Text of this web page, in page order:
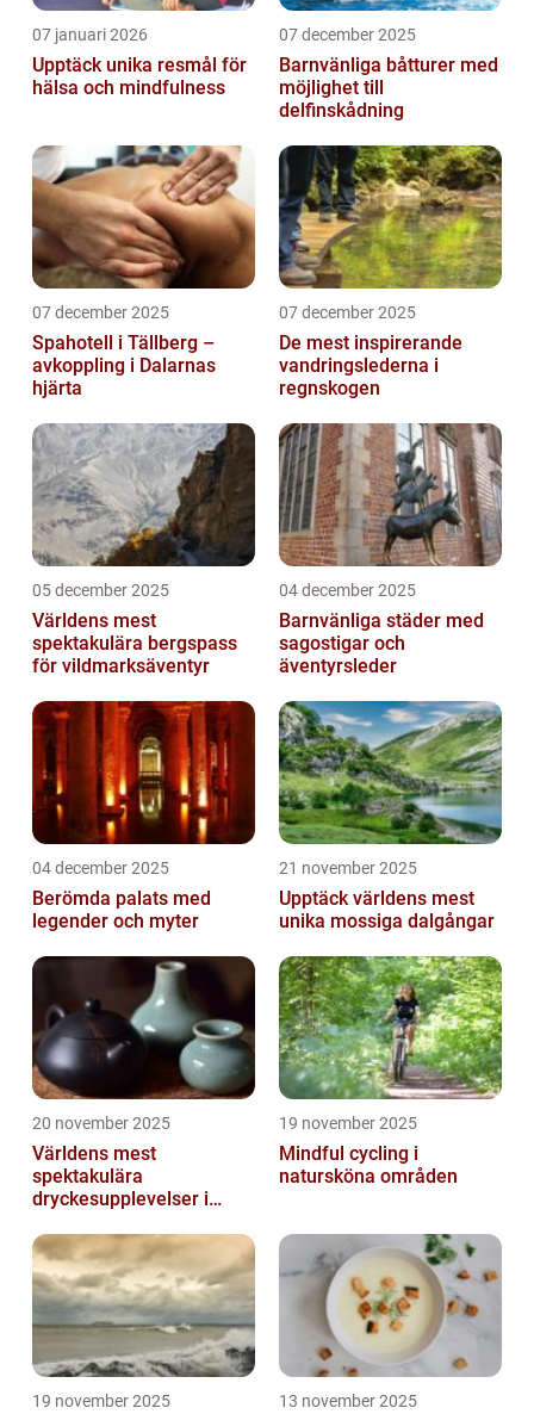
07 januari 2026
Upptäck unika resmål för
hälsa och mindfulness
07 december 2025
Barnvänliga båtturer med
möjlighet till
delfinskådning
07 december 2025
Spahotell i Tällberg –
avkoppling i Dalarnas
hjärta
07 december 2025
De mest inspirerande
vandringslederna i
regnskogen
05 december 2025
Världens mest
spektakulära bergspass
för vildmarksäventyr
04 december 2025
Barnvänliga städer med
sagostigar och
äventyrsleder
04 december 2025
Berömda palats med
legender och myter
21 november 2025
Upptäck världens mest
unika mossiga dalgångar
20 november 2025
Världens mest
spektakulära
dryckesupplevelser i
19 november 2025
Mindful cycling i
natursköna områden
19 november 2025 13 november 2025